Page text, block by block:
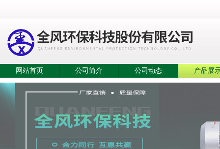
网站首页 公司简介 公司动态 产品展